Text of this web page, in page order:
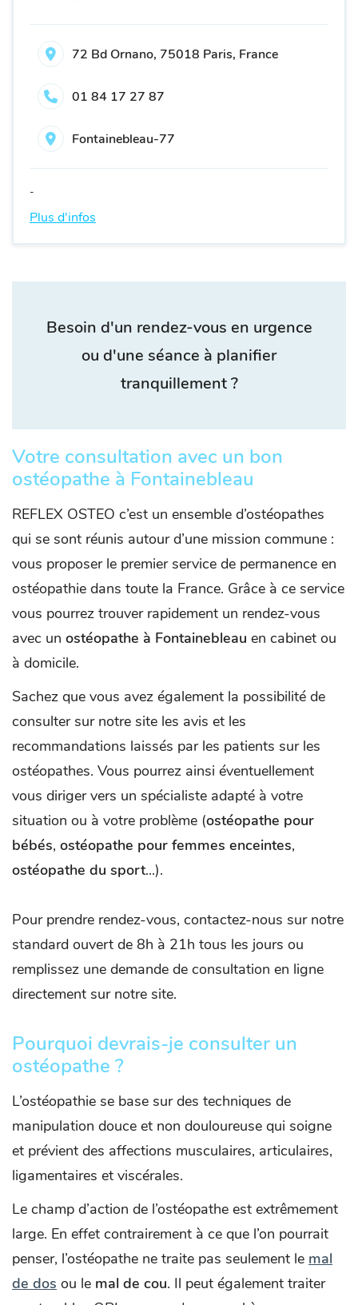
72 Bd Ornano, 75018 Paris, France
01 84 17 27 87
Fontainebleau-77
-
Plus d'infos
Besoin d'un rendez-vous en urgence
ou d'une séance à planifier
tranquillement ?
Votre consultation avec un bon
ostéopathe à Fontainebleau
REFLEX OSTEO c’est un ensemble d’ostéopathes
qui se sont réunis autour d’une mission commune :
vous proposer le premier service de permanence en
ostéopathie dans toute la France. Grâce à ce service
vous pourrez trouver rapidement un rendez-vous
avec un ostéopathe à Fontainebleau en cabinet ou
à domicile.
Sachez que vous avez également la possibilité de
consulter sur notre site les avis et les
recommandations laissés par les patients sur les
ostéopathes. Vous pourrez ainsi éventuellement
vous diriger vers un spécialiste adapté à votre
situation ou à votre problème (ostéopathe pour
bébés, ostéopathe pour femmes enceintes,
ostéopathe du sport...).
Pour prendre rendez-vous, contactez-nous sur notre
standard ouvert de 8h à 21h tous les jours ou
remplissez une demande de consultation en ligne
directement sur notre site.
Pourquoi devrais-je consulter un
ostéopathe ?
L’ostéopathie se base sur des techniques de
manipulation douce et non douloureuse qui soigne
et prévient des affections musculaires, articulaires,
ligamentaires et viscérales.
Le champ d’action de l’ostéopathe est extrêmement
large. En effet contrairement à ce que l’on pourrait
penser, l’ostéopathe ne traite pas seulement le mal
de dos ou le mal de cou. Il peut également traiter